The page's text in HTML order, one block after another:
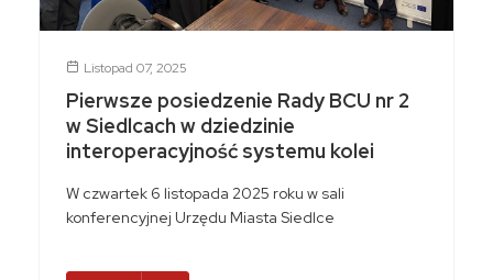
Listopad 07, 2025
Pierwsze posiedzenie Rady BCU nr 2
w Siedlcach w dziedzinie
interoperacyjność systemu kolei
W czwartek 6 listopada 2025 roku w sali
konferencyjnej Urzędu Miasta Siedlce